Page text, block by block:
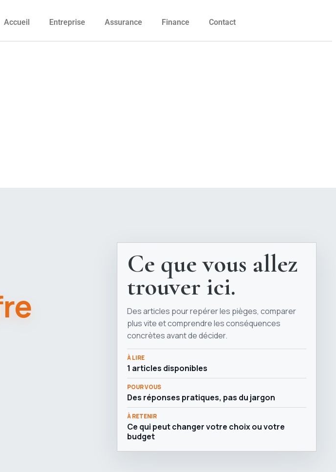
Accueil Entreprise Assurance Finance Contact
Ce que vous allez
trouver ici.
Des articles pour repérer les pièges, comparer
plus vite et comprendre les conséquences
concrètes avant de décider.
À LIRE
1 articles disponibles
POUR VOUS
Des réponses pratiques, pas du jargon
À RETENIR
Ce qui peut changer votre choix ou votre
budget